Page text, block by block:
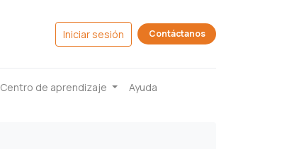
Iniciar sesión Contáctanos
Centro de aprendizaje Ayuda